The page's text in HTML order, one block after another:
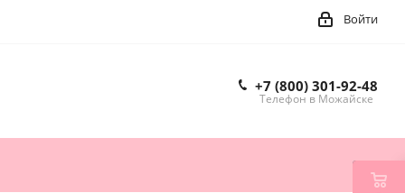
Войти
+7 (800) 301-92-48
Телефон в Можайске